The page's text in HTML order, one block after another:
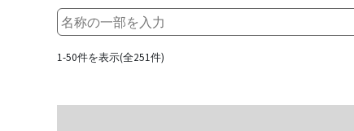
1-50件を表示(全251件)